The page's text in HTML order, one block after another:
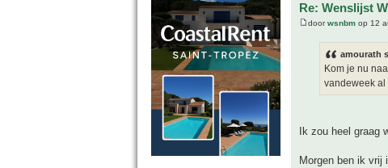
Re: Wenslijst
doorwsnbm op 12
amourath
Kom je nu
vandeweek al
Ik zou heel graag
Morgen ben ik vrij